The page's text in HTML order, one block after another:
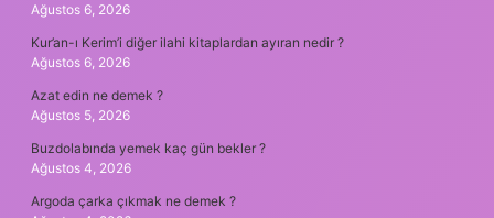
Ağustos 6, 2026
Kur’an-ı Kerim’i diğer ilahi kitaplardan ayıran nedir ?
Ağustos 6, 2026
Azat edin ne demek ?
Ağustos 5, 2026
Buzdolabında yemek kaç gün bekler ?
Ağustos 4, 2026
Argoda çarka çıkmak ne demek ?